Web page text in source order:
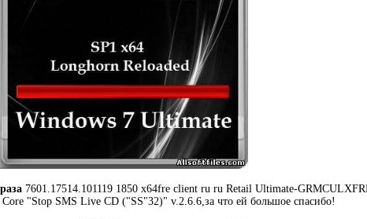
7601.17514.101119 1850 x64fre client ru ru Retail Ultimate-
"Stop SMS Live CD ("SS"32)" v.2.6.6,за что ей большое спасибо!